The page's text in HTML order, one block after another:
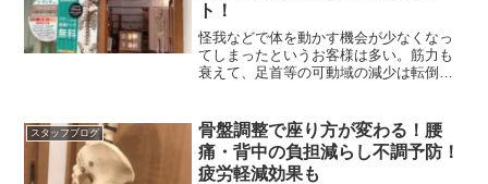
ト！
怪我などで体を動かす機会が少なくなっ
てしまったというお客様は多い。筋力も
衰えて、足首等の可動域の減少は転倒す
スタッフブログ
骨盤調整で座り方が変わる！腰
痛・背中の負担減らし不調予防！
疲労軽減効果も